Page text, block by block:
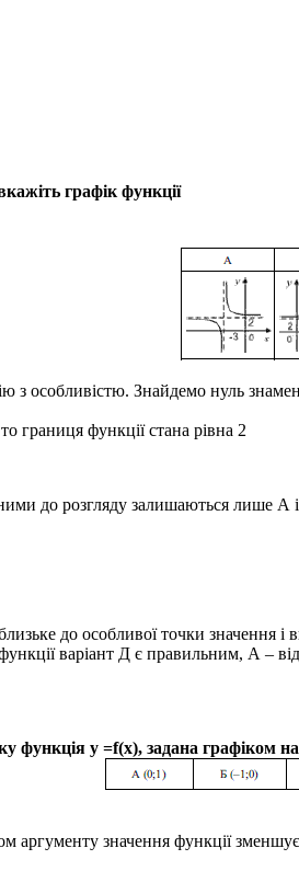
графік функції
з особливістю. Знайдемо нуль
границя функції стана рівна 2
до розгляду залишаються лише А і
до особливої точки значення
варіант Д є правильним, А –
функція у =f(х), задана графіком на
аргументу значення функції